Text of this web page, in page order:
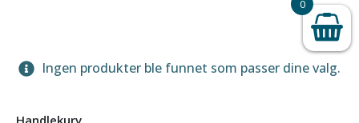
Ingen produkter ble funnet som passer dine valg.
Handlekurv
0